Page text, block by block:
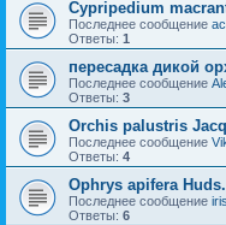
Cypripedium
Последнее сообщение
Ответы: 1
пересадка дикой
Последнее сообщение
Ответы: 3
Orchis palustris
Последнее сообщение
Ответы: 4
Ophrys apifera Huds.
Последнее сообщение
Ответы: 6